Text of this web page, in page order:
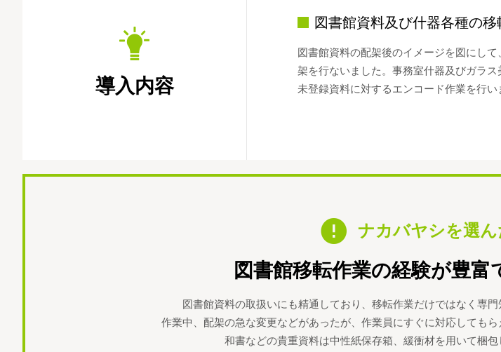
導入内容
図書館資料及び什器各種の
図書館資料の配架後のイメージを図にし
架を行ないました。事務室什器及びガラ
未登録資料に対するエンコード作業を行い
ナカバヤシを選ん
図書館移転作業の経験が豊
図書館資料の取扱いにも精通しており、移転作業だけではなく専
作業中、配架の急な変更などがあったが、作業員にすぐに対応しても
和書などの貴重資料は中性紙保存箱、緩衝材を用いて梱